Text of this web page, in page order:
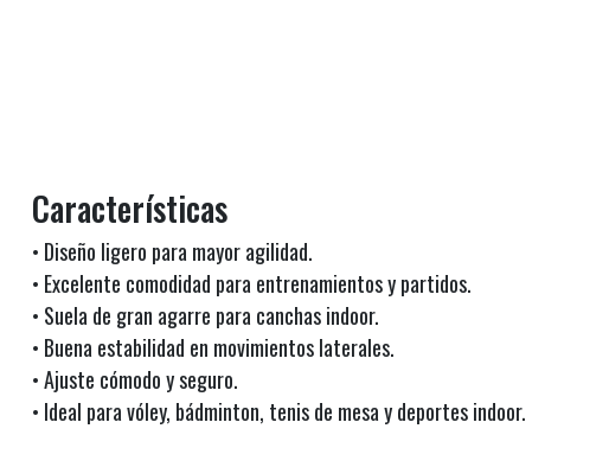
Características
• Diseño ligero para mayor agilidad.
• Excelente comodidad para entrenamientos y partidos.
• Suela de gran agarre para canchas indoor.
• Buena estabilidad en movimientos laterales.
• Ajuste cómodo y seguro.
• Ideal para vóley, bádminton, tenis de mesa y deportes indoor.